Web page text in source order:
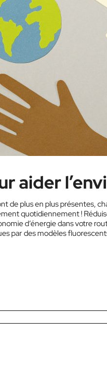
aider
de plus en plus présentes,
quotidiennement !
d’énergie dans votre
par des modèles